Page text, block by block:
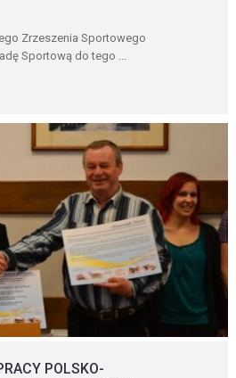
Zrzeszenia Sportowego
Sportową do tego ...
POLSKO-